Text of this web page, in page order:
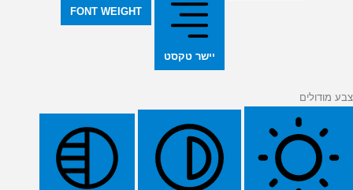
יישר טקסט
FONT WEIGHT
צבע מודולים